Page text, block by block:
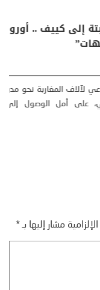
المناخية: اكثر
وحضاري (
” المتطرفة”،
مشار إليها بـ*